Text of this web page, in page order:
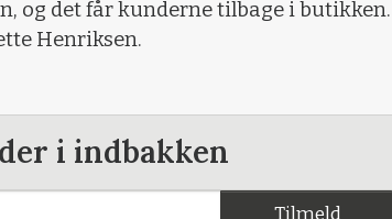
og det får kunderne tilbage i butikken.
Henriksen.
i indbakken